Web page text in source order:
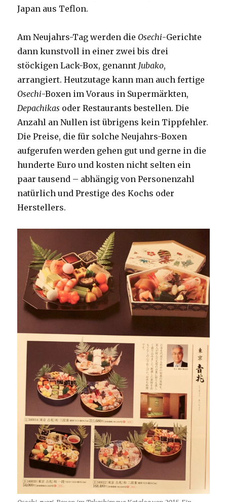
Japan aus Teflon.
Am Neujahrs-Tag werden die Osechi-Gerichte
dann kunstvoll in einer zwei bis drei
stöckigen Lack-Box, genannt Jubako,
arrangiert. Heutzutage kann man auch fertige
Osechi-Boxen im Voraus in Supermärkten,
Depachikas oder Restaurants bestellen. Die
Anzahl an Nullen ist übrigens kein Tippfehler.
Die Preise, die für solche Neujahrs-Boxen
aufgerufen werden gehen gut und gerne in die
hunderte Euro und kosten nicht selten ein
paar tausend – abhängig von Personenzahl
natürlich und Prestige des Kochs oder
Herstellers.